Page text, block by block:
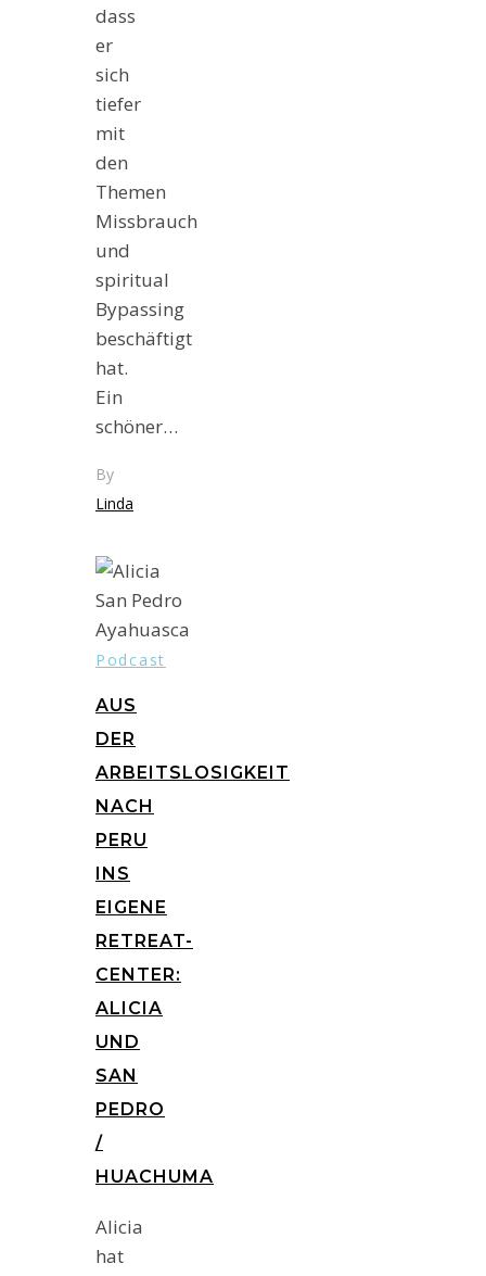
dass
er
sich
tiefer
mit
den
Themen
Missbrauch
und
spiritual
Bypassing
beschäftigt
hat.
Ein
schöner…
By
Linda
Podcast
AUS
DER
ARBEITSLOSIGKEIT
NACH
PERU
INS
EIGENE
RETREAT-
CENTER:
ALICIA
UND
SAN
PEDRO
/
HUACHUMA
Alicia
hat